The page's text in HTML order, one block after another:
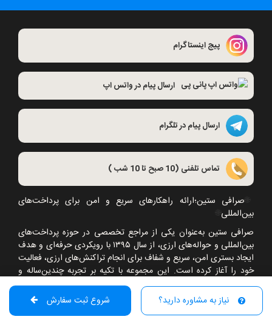
نیاز به مشاوره دارید؟ شروع ثبت سفارش
پیج اینستاگرام
ارسال پیام در واتس اپ
ارسال پیام در تلگرام
تماس تلفنی (10 صبح تا 10 شب )
صرافی ستین؛ارائه راهکارهای سریع و امن برای پرداخت‌های
بین‌المللی
صرافی ستین به‌عنوان یکی از مراجع تخصصی در حوزه پرداخت‌های
بین‌المللی و حواله‌های ارزی، از سال ۱۳۹۵با رویکردی حرفه‌ای و هدف
ایجاد بستری امن، سریع و شفاف برای انجام تراکنش‌های ارزی، فعالیت
خود را آغاز کرده است. این مجموعه با تکیه بر تجربه چندین‌ساله و
بهره‌گیری از تیمی متخصص و جوان، خدماتی گسترده از جمله حواله
ارزی بین‌المللی،شامل حواله بانکی، سوئیفت، سپا و…،انتقال فوری پول
از طریق وسترن یونیون، مانی‌گرام، وایز، رولوت و ریا، سرویس‌های